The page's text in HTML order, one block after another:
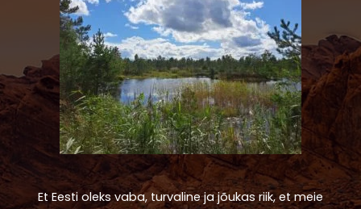
Et Eesti oleks vaba, turvaline ja jõukas riik, et meie